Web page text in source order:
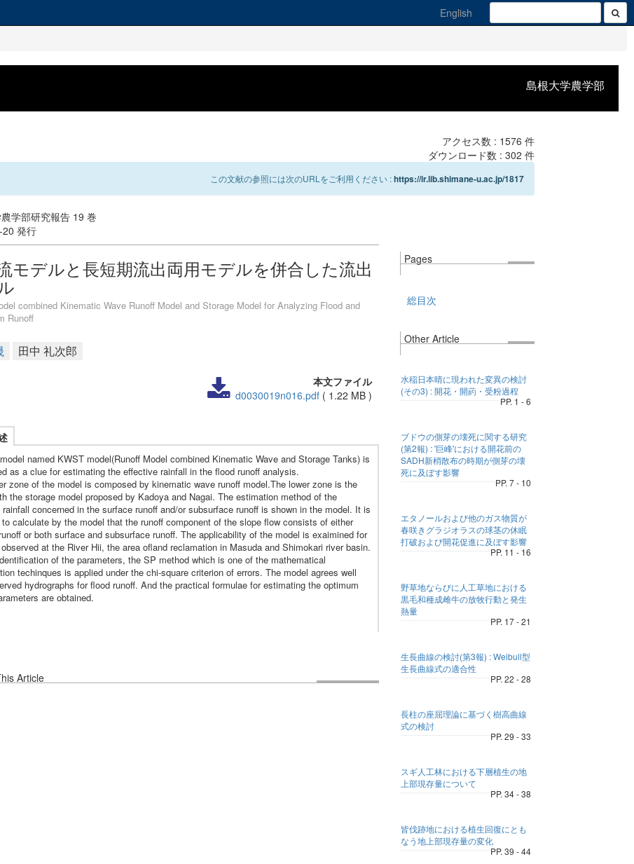
English
島根大学農学部
アクセス数 : 1576 件
ダウンロード数 : 302 件
この文献の参照には次のURLをご利用ください :https://ir.lib.shimane-u.ac.jp/1817
学部研究報告 19 巻
発行
モデルと長短期流出両用モデルを併合した流出
combined Kinematic Wave Runoff Model and Storage Model for Analyzing Flood and
Runoff
田中 礼次郎
本文ファイル
d0030019n016.pdf ( 1.22 MB )
named KWST model(Runoff Model combined Kinematic Wave and Storage Tanks) is
as a clue for estimating the effective rainfall in the flood runoff analysis.
zone of the model is composed by kinematic wave runoff model.The lower zone is the
the storage model proposed by Kadoya and Nagai. The estimation method of the
concerned in the surface runoff and/or subsurface runoff is shown in the model. It is
calculate by the model that the runoff component of the slope flow consists of either
or both surface and subsurface runoff. The applicability of the model is exaimined for
at the River Hii, the area ofland reclamation in Masuda and Shimokari river basin.
of the parameters, the SP method which is one of the mathematical
techinques is applied under the chi-square criterion of errors. The model agrees well
hydrographs for flood runoff. And the practical formulae for estimating the optimum
are obtained.
Article
Pages
総目次
Other Article
水稲日本晴に現われた変異の検討
(その3) : 開花・開葯・受粉過程
PP. 1 - 6
ブドウの側芽の壊死に関する研究
(第2報) : '巨峰'における開花前の
SADH新梢散布の時期が側芽の壊
死に及ぼす影響
PP. 7 - 10
エタノールおよび他のガス物質が
春咲きグラジオラスの球茎の休眠
打破および開花促進に及ぼす影響
PP. 11 - 16
野草地ならびに人工草地における
黒毛和種成雌牛の放牧行動と発生
熱量
PP. 17 - 21
生長曲線の検討(第3報) : Weibull型
生長曲線式の適合性
PP. 22 - 28
長柱の座屈理論に基づく樹高曲線
式の検討
PP. 29 - 33
スギ人工林における下層植生の地
上部現存量について
PP. 34 - 38
皆伐跡地における植生回復にとも
なう地上部現存量の変化
PP. 39 - 44